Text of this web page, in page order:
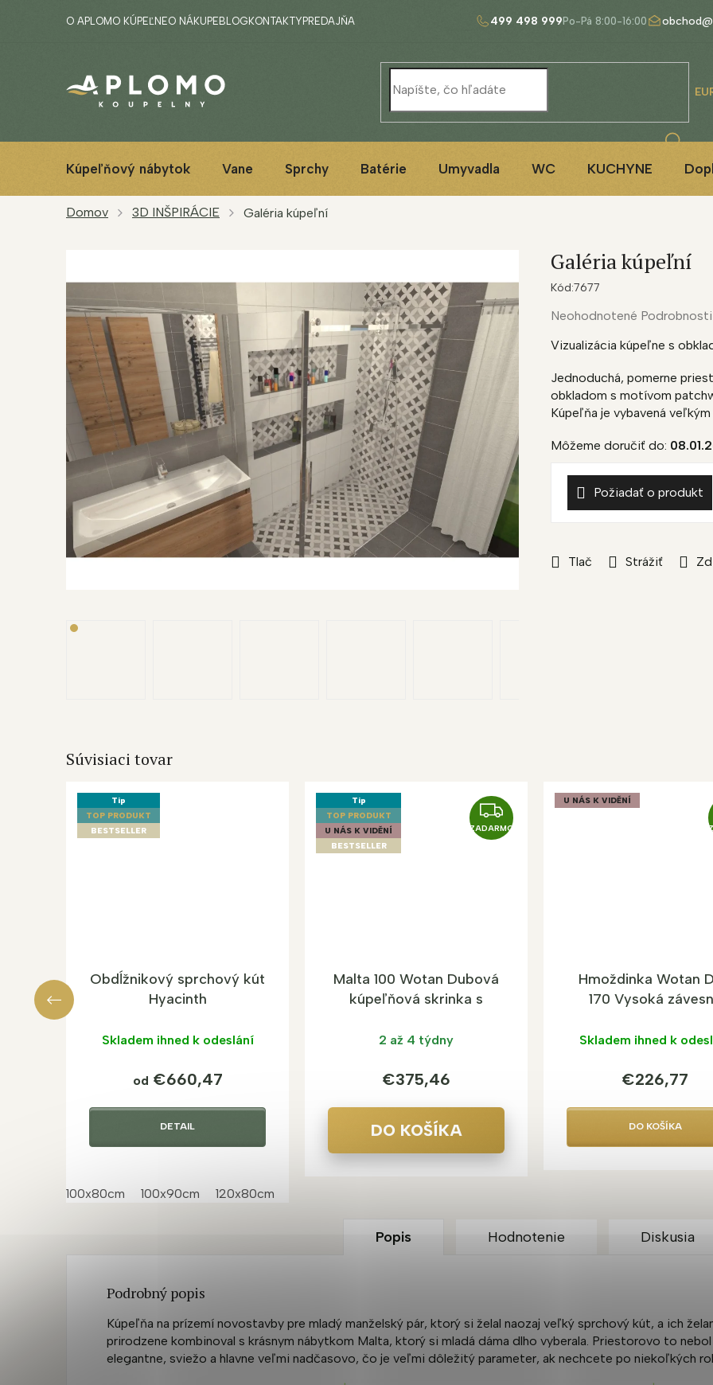
499 498 999
O APLOMO KÚPEĽNEO NÁKUPE BLOG KONTAKTY PREDAJŇA
Kúpeľňový nábytok Vane Sprchy Batérie Umyvadla WC KUCHYNE
Domov 3D INŠPIRÁCIE Galéria kúpeľní
Môžeme doručiť do:
Vizualizácia kúpeľne s
Jednoduchá, pomerne
obkladom s motívom
Kúpeľňa je vybavená
Tlač Strážiť
Galéria kúpeľní
Kód:7677
Priemerné
produktu
0,0
z
5
hviezdičiek.
Neohodnotené
Požiadať o produkt
Súvisiaci tovar
Tip
TOP PRODUKT
BESTSELLER
Obdĺžnikový sprchový kút
Hyacinth
Skladem ihned k odeslání
od €660,47
DETAIL
100x80cm 100x90cm 120x80cm
Tip
TOP PRODUKT
U NÁS K VIDĚNÍ
BESTSELLER
Z
A
ZADARMO
Malta 100 Wotan Dubová
kúpeľňová skrinka s
2 až 4 týdny
€375,46
DO KOŠÍKA
U NÁS K VIDĚNÍ
Hmoždinka Wotan
170 Vysoká
Skladem ihned k
€226,77
DO KOŠÍKA
Popis Hodnotenie Diskusia
Podrobný popis
Kúpeľňa na prízemí novostavby pre mladý manželský pár, ktorý si želal naozaj veľký sprchový kút, a ich
prirodzene kombinoval s krásnym nábytkom Malta, ktorý si mladá dáma dlho vyberala. Priestorovo to
elegantne, sviežo a hlavne veľmi nadčasovo, čo je veľmi dôležitý parameter, ak nechcete po niekoľkých